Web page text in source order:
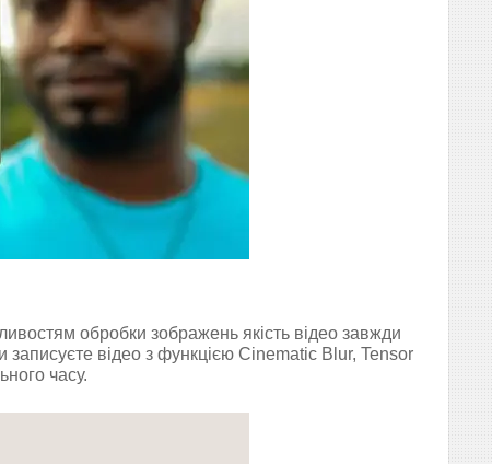
обробки зображень якість відео завжди
відео з функцією Cinematic Blur, Tensor
часу.